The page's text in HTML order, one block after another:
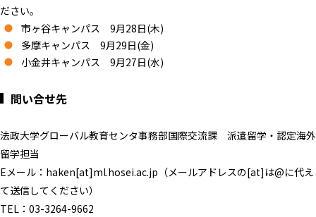
ださい。
市ヶ谷キャンパス 9月28日(木)
多摩キャンパス 9月29日(金)
小金井キャンパス 9月27日(水)
問い合せ先
法政大学グローバル教育センタ事務部国際交流課 派遣留学・認定海外
留学担当
Eメール：haken[at]ml.hosei.ac.jp（メールアドレスの[at]は@に代え
て送信してください）
TEL：03-3264-9662